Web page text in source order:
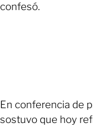
confesó.
En conferencia de
sostuvo que hoy